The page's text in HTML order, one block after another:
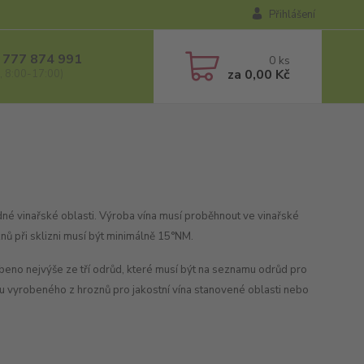
Přihlášení
874 991 0 ks
za 0,00 Kč
vinařské oblasti. Výroba vína musí proběhnout ve vinařské
při sklizni musí být minimálně 15°NM.
nejvýše ze tří odrůd, které musí být na seznamu odrůd pro
vyrobeného z hroznů pro jakostní vína stanovené oblasti nebo